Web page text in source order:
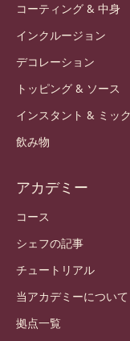
コーティング & 中身
インクルージョン
デコレーション
トッピング & ソース
インスタント & ミッ
飲み物
アカデミー
コース
シェフの記事
チュートリアル
当アカデミーについて
拠点一覧